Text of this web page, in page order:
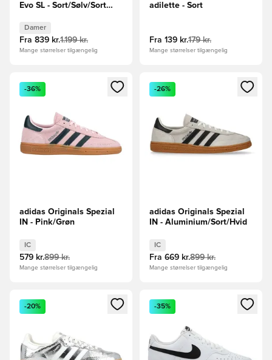
Evo SL - Sort/Sølv/Sort
Damer
Fra 839 kr.1.199 kr.
Mange størrelser tilgængelig
adilette - Sort
Fra 139 kr.179 kr.
Mange størrelser tilgængelig
Åbner en Modal til at logge ind eller tilmelde dig som
-36%
adidas Originals Spezial
IN - Pink/Grøn
IC
579 kr.899 kr.
Mange størrelser tilgængelig
Åbner en Modal til at logge
-26%
adidas Originals Spezial
IN - Aluminium/Sort/Hvid
IC
Fra 669 kr.899 kr.
Mange størrelser tilgængelig
Åbner en Modal til at logge ind eller tilmelde dig som
-20%
Åbner en Modal til at logge
-35%